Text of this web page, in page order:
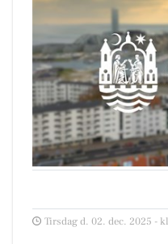
Tirsdag d. 02. dec. 2025 -